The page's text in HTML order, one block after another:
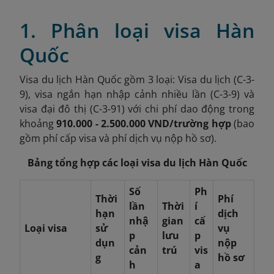
1. Phân loại visa Hàn
Quốc
Visa du lịch Hàn Quốc gồm 3 loại: Visa du lịch (C-3-
9), visa ngắn hạn nhập cảnh nhiều lần (C-3-9) và
visa đại đô thị (C-3-91) với chi phí dao động trong
khoảng910.000 - 2.500.000 VND/trường hợp(bao
gồm phí cấp visa và phí dịch vụ nộp hồ sơ).
Bảng tổng hợp các loại visa du lịch Hàn Quốc
Loại visa
Thời
hạn
sử
dụn
g
Số
lần
nhậ
p
cản
h
Thời
gian
lưu
trú
Ph
í
cấ
p
vis
a
Phí
dịch
vụ
nộp
hồ sơ